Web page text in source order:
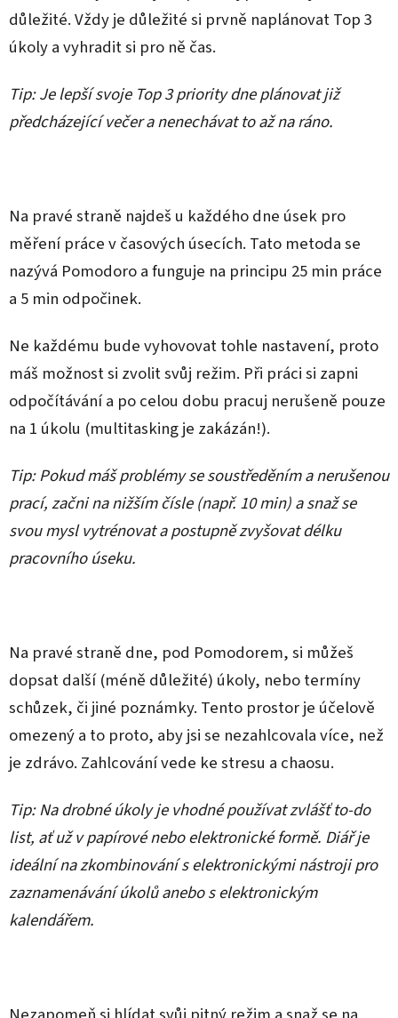
důležité. Vždy je důležité si prvně naplánovat Top 3
úkoly a vyhradit si pro ně čas.
Tip: Je lepší svoje Top 3 priority dne plánovat již
předcházející večer a nenechávat to až na ráno.
Na pravé straně najdeš u každého dne úsek pro
měření práce v časových úsecích. Tato metoda se
nazývá Pomodoro a funguje na principu 25 min práce
a 5 min odpočinek.
Ne každému bude vyhovovat tohle nastavení, proto
máš možnost si zvolit svůj režim. Při práci si zapni
odpočítávání a po celou dobu pracuj nerušeně pouze
na 1 úkolu (multitasking je zakázán!).
Tip: Pokud máš problémy se soustředěním a nerušenou
prací, začni na nižším čísle (např. 10 min) a snaž se
svou mysl vytrénovat a postupně zvyšovat délku
pracovního úseku.
Na pravé straně dne, pod Pomodorem, si můžeš
dopsat další (méně důležité) úkoly, nebo termíny
schůzek, či jiné poznámky. Tento prostor je účelově
omezený a to proto, aby jsi se nezahlcovala více, než
je zdrávo. Zahlcování vede ke stresu a chaosu.
Tip: Na drobné úkoly je vhodné používat zvlášť to-do
list, ať už v papírové nebo elektronické formě. Diář je
ideální na zkombinování s elektronickými nástroji pro
zaznamenávání úkolů anebo s elektronickým
kalendářem.